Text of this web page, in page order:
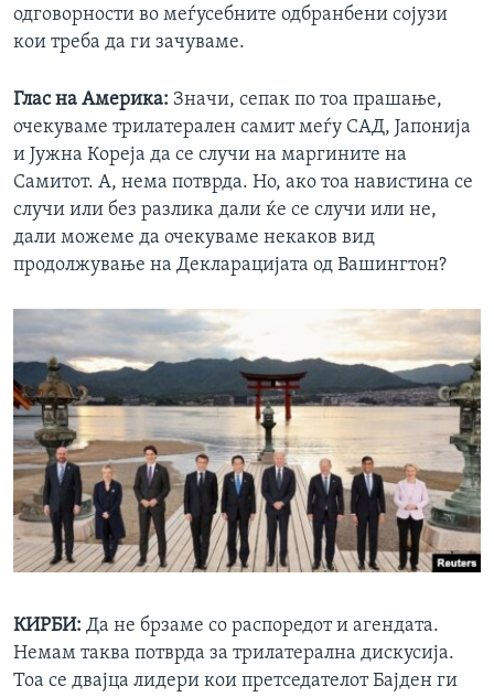
одговорности во меѓусебните одбранбени сојузи
кои треба да ги зачуваме.
Глас на Америка: Значи, сепак по тоа прашање,
очекуваме трилатерален самит меѓу САД, Јапонија
и Јужна Кореја да се случи на маргините на
Самитот. А, нема потврда. Но, ако тоа навистина се
случи или без разлика дали ќе се случи или не,
дали можеме да очекуваме некаков вид
продолжување на Декларацијата од Вашингтон?
КИРБИ: Да не брзаме со распоредот и агендата.
Немам таква потврда за трилатерална дискусија.
Тоа се двајца лидери кои претседателот Бајден ги